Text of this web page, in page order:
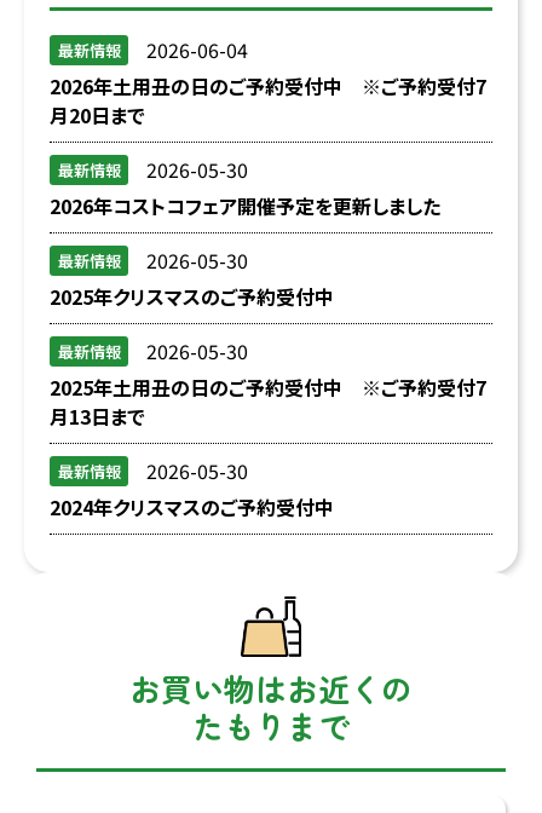
最新情報
2026-06-04
2026年土用丑の日のご予約受付中 ※ご予約受付7
月20日まで
最新情報
2026-05-30
2026年コストコフェア開催予定を更新しました
最新情報
2026-05-30
2025年クリスマスのご予約受付中
最新情報
2026-05-30
2025年土用丑の日のご予約受付中 ※ご予約受付7
月13日まで
最新情報
2026-05-30
2024年クリスマスのご予約受付中
お買い物はお近くの
たもりまで